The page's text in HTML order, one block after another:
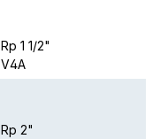
Rp 1 1/2"
V4A
Rp 2"